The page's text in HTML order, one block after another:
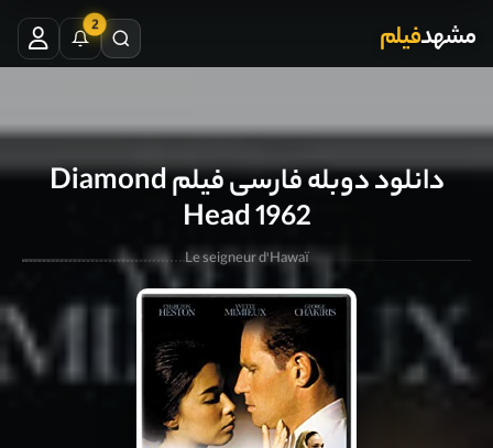
مشهدفیلم 2
دانلود دوبله فارسی فیلم Diamond
Head 1962
Le seigneur d'Hawaï